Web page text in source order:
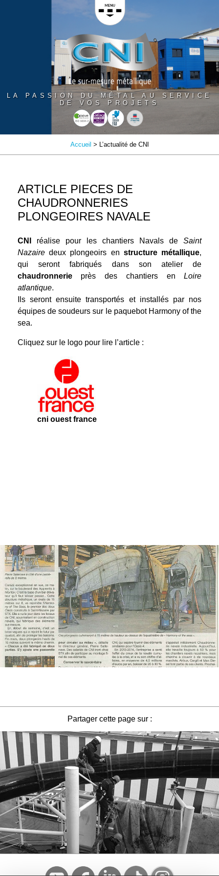
Panneau de gestion des cookies
LA PASSION DU MÉTAL AU SERVICE
DE VOS PROJETS
Accueil > L’actualité de CNI
ARTICLE PIECES DE
CHAUDRONNERIES
PLONGEOIRES NAVALE
CNI réalise pour les chantiers Navals deSaint
Nazairedeux plongeoirs en structure métallique,
qui seront fabriqués dans son atelier de
chaudronnerieprès des chantiers enLoire
atlantique.
Ils seront ensuite transportés et installés par nos
équipes de soudeurs sur le paquebot Harmony of the
sea.
Cliquez sur le logo pour lire l’article :
cni ouest france
Partager cette page sur :